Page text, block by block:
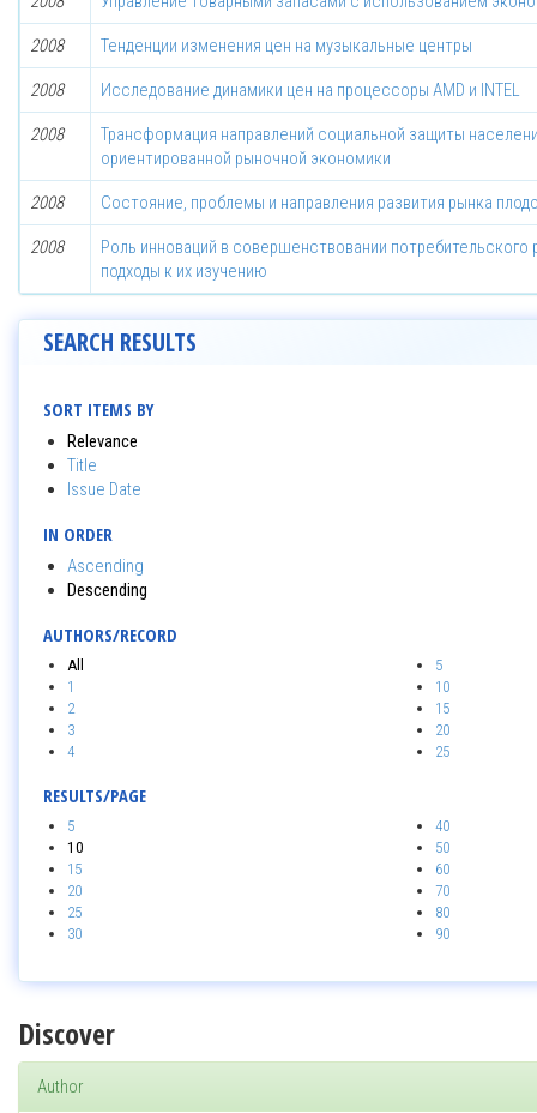
2008 Тенденции изменения цен на музыкальные центры
2008 Исследование динамики цен на процессоры AMD и INTEL
2008
Трансформация направлений социальной защиты
ориентированной рыночной экономики
2008 Состояние, проблемы и направления развития рынка
2008
Роль инноваций в совершенствовании
подходы к их изучению
SEARCH RESULTS
SORT ITEMS BY
Relevance
Title
Issue Date
IN ORDER
Ascending
Descending
AUTHORS/RECORD
All
1
2
3
4
5
10
15
20
25
RESULTS/PAGE
5
10
15
20
25
30
40
50
60
70
80
90
Discover
Author